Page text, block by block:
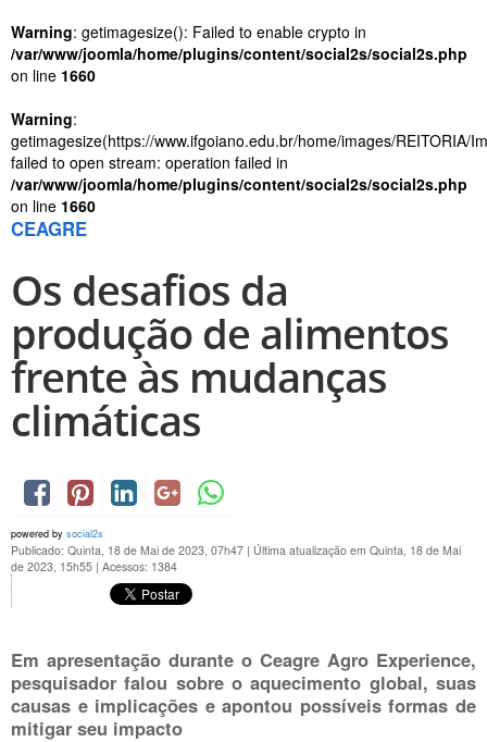
Warning: getimagesize(): Failed to enable crypto in
/var/www/joomla/home/plugins/content/social2s/social2s.php
on line 1660
Warning:
getimagesize(https://www.ifgoiano.edu.br/home/images/REITORIA/
failed to open stream: operation failed in
/var/www/joomla/home/plugins/content/social2s/social2s.php
on line 1660
CEAGRE
Os desafios da
produção de alimentos
frente às mudanças
climáticas
powered by social2s
Publicado: Quinta, 18 de Mai de 2023, 07h47 | Última atualização em Quinta, 18 de Mai
de 2023, 15h55 | Acessos: 1384
Em apresentação durante o Ceagre Agro Experience,
pesquisador falou sobre o aquecimento global, suas
causas e implicações e apontou possíveis formas de
mitigar seu impacto